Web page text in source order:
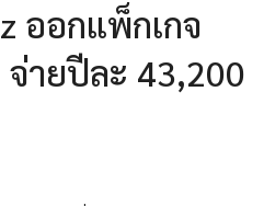
ออกแพ็กเกจ
จ่ายปีละ 43,200